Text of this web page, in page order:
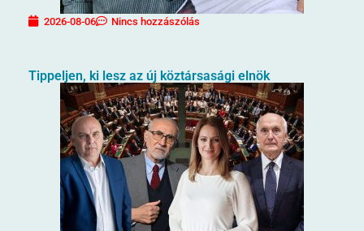
2026-08-06 Nincs hozzászólás
Tippeljen, ki lesz az új köztársasági elnök